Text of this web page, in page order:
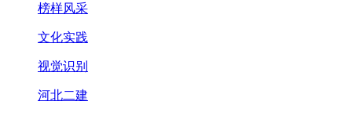
榜样风采
文化实践
视觉识别
河北二建